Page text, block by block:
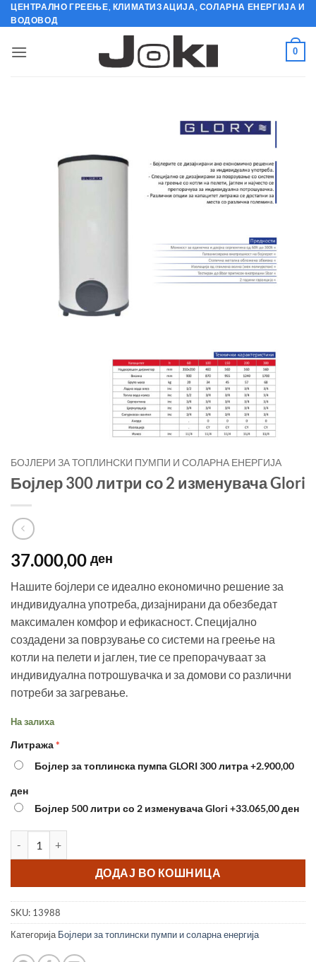
Skip
to
ЦЕНТРАЛНО ГРЕЕЊЕ, КЛИМАТИЗАЦИЈА, СОЛАРНА ЕНЕРГИЈА И
ВОДОВОД
0
БОЈЛЕРИ ЗА ТОПЛИНСКИ ПУМПИ И СОЛАРНА ЕНЕРГИЈА
Бојлер 300 литри со 2 изменувача Glori
37.000,00 ден
Нашите бојлери се идеално економично решение за
индивидуална употреба, дизајнирани да обезбедат
максимален комфор и ефикасност. Специјално
создадени за поврзување со системи на греење на
котли на пелети и јаглен, тие се препорачуваат за
индивидуална потрошувачка и за домови со различни
потреби за загревање.
На залиха
Литража
Бојлер за топлинска пумпа GLORI 300 литра+2.900,00
ден
Бојлер 500 литри со 2 изменувача Glori +33.065,00 ден
ДОДАЈ ВО КОШНИЦА
SKU: 13988
КатегоријаБојлери за топлински пумпи и соларна енергија